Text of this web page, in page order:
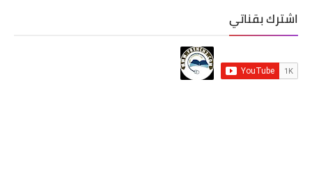
اشترك بقناتي